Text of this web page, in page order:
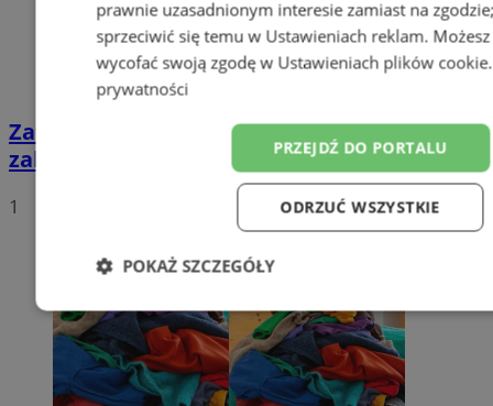
Zatrzymany za złamanie podwójnego
zakazu prowadzenia pojazdów!
1
prawnie uzasadnionym interesie zamiast na
sprzeciwić się temu w Ustawieniach reklam.
wycofać swoją zgodę w Ustawieniach plików cookie
prywatności
PRZEJDŹ DO PORTALU
ODRZUĆ WSZYSTKIE
POKAŻ SZCZEGÓŁY
Niezbędne Wydajność Targetowanie
Niesklasyfikowane